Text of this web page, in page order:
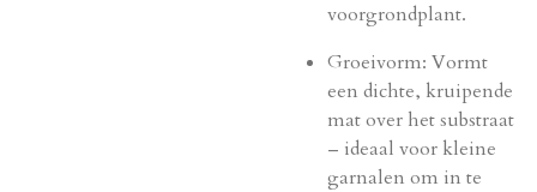
voorgrondplant.
Groeivorm: Vormt
een dichte, kruipende
mat over het substraat
– ideaal voor kleine
garnalen om in te